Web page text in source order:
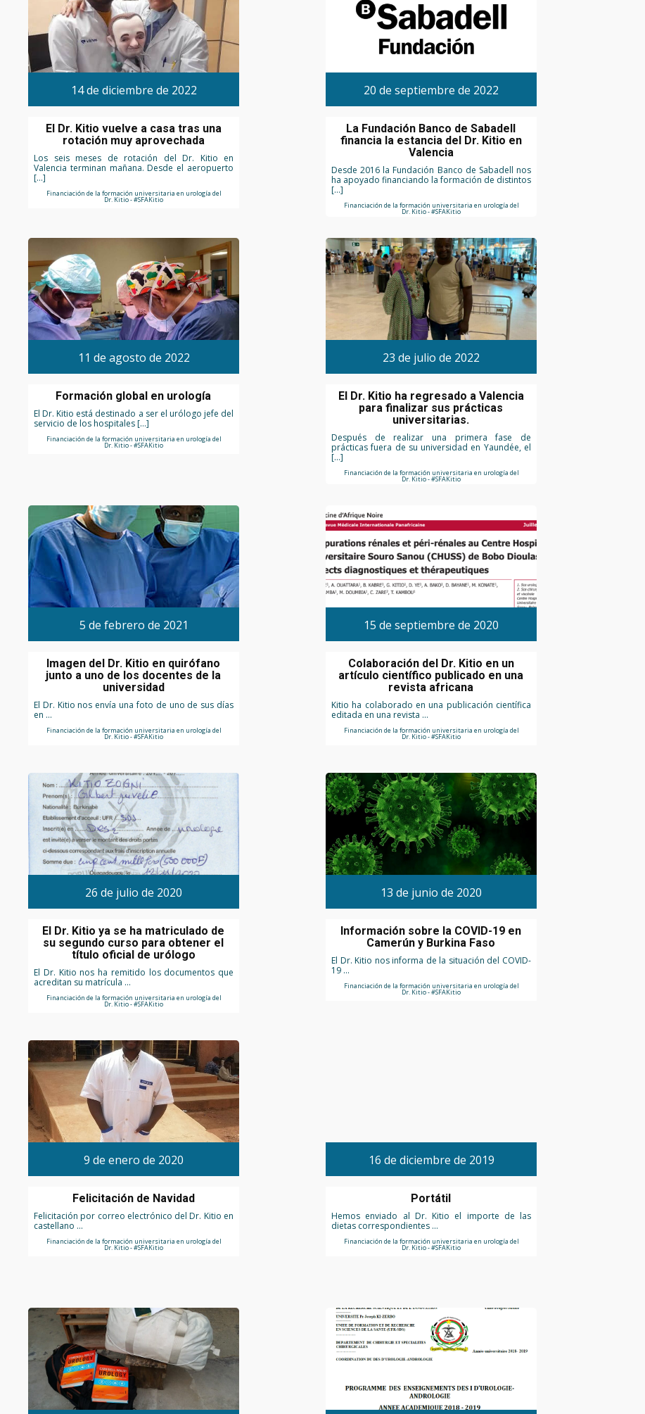
14 de diciembre de 2022
El Dr. Kitio vuelve a casa tras una
rotación muy aprovechada
Los seis meses de rotación del Dr. Kitio en
Valencia terminan mañana. Desde el aeropuerto
[…]
Financiación de la formación universitaria en urología del
Dr. Kitio - #SFAKitio
20 de septiembre de 2022
La Fundación Banco de Sabadell
financia la estancia del Dr. Kitio en
Valencia
Desde 2016 la Fundación Banco de Sabadell nos
ha apoyado financiando la formación de distintos
[…]
Financiación de la formación universitaria en urología del
Dr. Kitio - #SFAKitio
11 de agosto de 2022
Formación global en urología
El Dr. Kitio está destinado a ser el urólogo jefe del
servicio de los hospitales […]
Financiación de la formación universitaria en urología del
Dr. Kitio - #SFAKitio
23 de julio de 2022
El Dr. Kitio ha regresado a Valencia
para finalizar sus prácticas
universitarias.
Después de realizar una primera fase de
prácticas fuera de su universidad en Yaundée, el
[…]
Financiación de la formación universitaria en urología del
Dr. Kitio - #SFAKitio
5 de febrero de 2021
Imagen del Dr. Kitio en quirófano
junto a uno de los docentes de la
universidad
El Dr. Kitio nos envía una foto de uno de sus días
en ...
Financiación de la formación universitaria en urología del
Dr. Kitio - #SFAKitio
15 de septiembre de 2020
Colaboración del Dr. Kitio en un
artículo científico publicado en una
revista africana
Kitio ha colaborado en una publicación científica
editada en una revista ...
Financiación de la formación universitaria en urología del
Dr. Kitio - #SFAKitio
26 de julio de 2020
El Dr. Kitio ya se ha matriculado de
su segundo curso para obtener el
título oficial de urólogo
El Dr. Kitio nos ha remitido los documentos que
acreditan su matrícula ...
Financiación de la formación universitaria en urología del
Dr. Kitio - #SFAKitio
13 de junio de 2020
Información sobre la COVID-19 en
Camerún y Burkina Faso
El Dr. Kitio nos informa de la situación del COVID-
19 ...
Financiación de la formación universitaria en urología del
Dr. Kitio - #SFAKitio
9 de enero de 2020
Felicitación de Navidad
Felicitación por correo electrónico del Dr. Kitio en
castellano ...
Financiación de la formación universitaria en urología del
Dr. Kitio - #SFAKitio
16 de diciembre de 2019
Portátil
Hemos enviado al Dr. Kitio el importe de las
dietas correspondientes ...
Financiación de la formación universitaria en urología del
Dr. Kitio - #SFAKitio